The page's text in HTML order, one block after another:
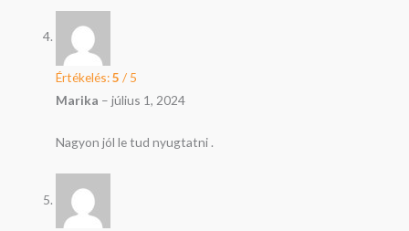
Értékelés:5 / 5
Marika – július 1, 2024
Nagyon jól le tud nyugtatni .